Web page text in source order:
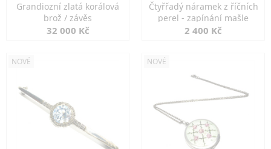
Grandiozní zlatá korálová
brož / závěs
32 000 Kč
Čtyřřadý náramek z říčních
perel - zapínání mašle
2 400 Kč
NOVÉ NOVÉ